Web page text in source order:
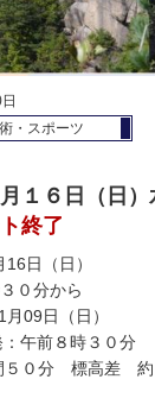
・スポーツ
１６日（日
終了
日（日）
０分から
09日（日）
午前８時３０分
５０分 標高差 約